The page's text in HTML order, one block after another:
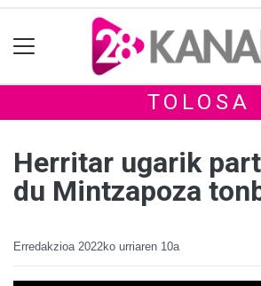
TOLOSA
Herritar ugarik
du Mintzapoza
Erredakzioa 2022ko urriaren 10a